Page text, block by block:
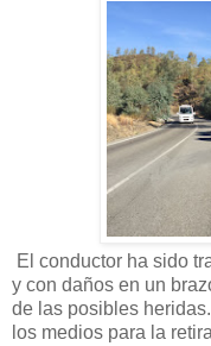
El conductor ha sido
y con daños en un
de las posibles
los medios para la